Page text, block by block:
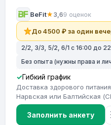
BeFit★3,69 оценок
До 4500 ₽ за один
2/2, 3/3, 5/2, 6/1 с 16:00 до
Без опыта (нужны права и
Гибкий график
Доставка здорового
Нарвская или Балтийская
Заполнить анкету